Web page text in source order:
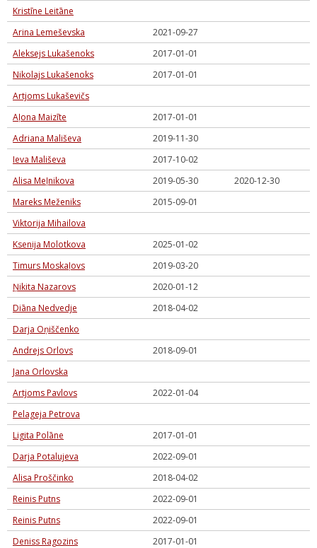
Kristīne Leitāne
Arina Lemeševska
2021-09-27
Aleksejs Lukašenoks
2017-01-01
Nikolajs Lukašenoks
2017-01-01
Artjoms Lukaševičs
Aļona Maizīte
2017-01-01
Adriana Mališeva
2019-11-30
Ieva Mališeva
2017-10-02
Alisa Meļnikova
2019-05-30
2020-12-30
Mareks Meženiks
2015-09-01
Viktorija Mihailova
Ksenija Molotkova
2025-01-02
Timurs Moskaļovs
2019-03-20
Ņikita Nazarovs
2020-01-12
Diāna Nedvedje
2018-04-02
Darja Oņiščenko
Andrejs Orlovs
2018-09-01
Jana Orlovska
Artjoms Pavlovs
2022-01-04
Pelageja Petrova
Ligita Polāne
2017-01-01
Darja Potalujeva
2022-09-01
Alisa Proščinko
2018-04-02
Reinis Putns
2022-09-01
Reinis Putns
2022-09-01
Deniss Ragozins
2017-01-01